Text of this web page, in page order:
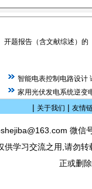
开题报告（含文献综述）的
智能电表控制电路设计
家用光伏发电系统逆变
| 关于我们 | 友情
微
供学习交流之用,请勿
正或删